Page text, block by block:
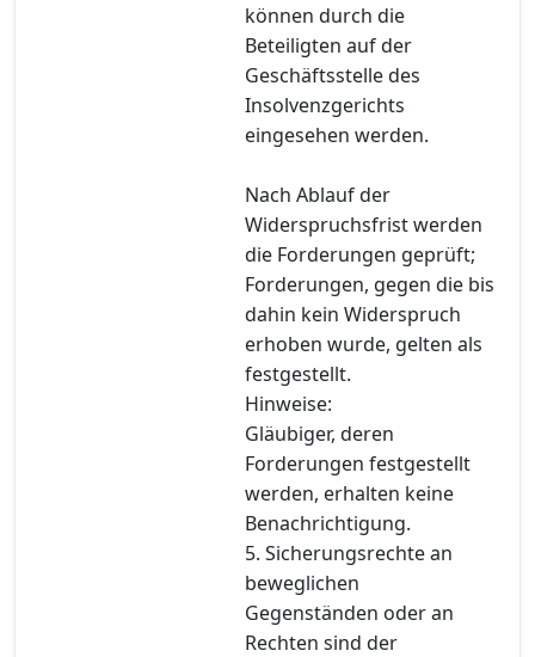
können durch die
Beteiligten auf der
Geschäftsstelle des
Insolvenzgerichts
eingesehen werden.
Nach Ablauf der
Widerspruchsfrist werden
die Forderungen geprüft;
Forderungen, gegen die bis
dahin kein Widerspruch
erhoben wurde, gelten als
festgestellt.
Hinweise:
Gläubiger, deren
Forderungen festgestellt
werden, erhalten keine
Benachrichtigung.
5. Sicherungsrechte an
beweglichen
Gegenständen oder an
Rechten sind der